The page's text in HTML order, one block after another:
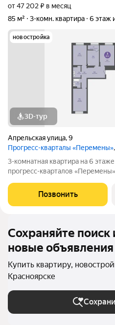
от 47 202 ₽ в месяц
85 м²
3-комн. квартира 6 этаж
новостройка
3D-тур
Апрельская улица,9
Прогресс-кварталы «Перемены»
3-комнатная квартира на 6
прогресс-кварталов
Индивидуальный подбор
покупки. Бесплатное
Позвонить
Сохраняйте поиск
новые объявления
Купить квартиру,
Красноярске